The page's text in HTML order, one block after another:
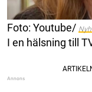
Foto: Youtube/
I en hälsning till